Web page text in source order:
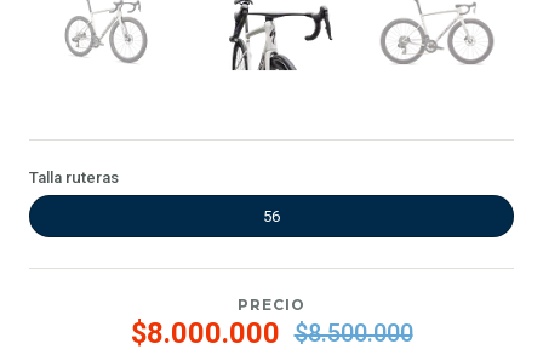
Talla ruteras
56
PRECIO
$8.000.000 $8.500.000